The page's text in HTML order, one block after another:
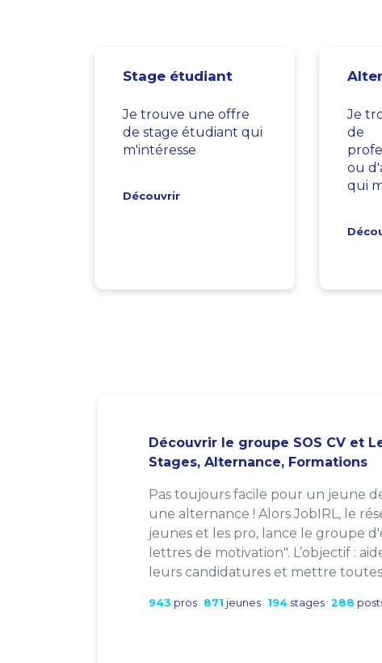
Stage étudiant
Je trouve une offre
de stage étudiant qui
m'intéresse
Découvrir
Je
de
ou
qui
Découvrir le groupe SOS CV et
Stages, Alternance, Formations
Pas toujours facile pour un jeune
une alternance ! Alors JobIRL, le
jeunes et les pro, lance le groupe
lettres de motivation". L’objectif :
leurs candidatures et mettre
943 pros 871 jeunes 194 stages 288